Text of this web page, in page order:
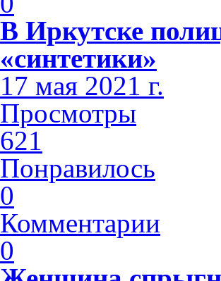
В Иркутске
«синтетики»
17 мая 2021 г.
Просмотры
621
Понравилось
0
Комментарии
0